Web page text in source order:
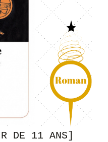
DE 11 ANS]